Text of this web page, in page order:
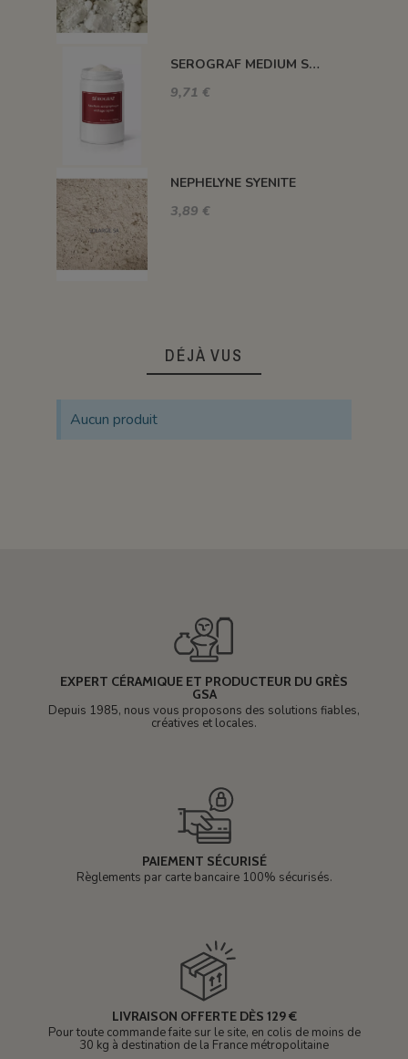
SEROGRAF MEDIUM SERIGRAPHIQUE SECHAGE RAPIDE
9,71 €
NEPHELYNE SYENITE
3,89 €
DÉJÀ VUS
Aucun produit
EXPERT CÉRAMIQUE ET PRODUCTEUR DU GRÈS
GSA
Depuis 1985, nous vous proposons des solutions fiables,
créatives et locales.
PAIEMENT SÉCURISÉ
Règlements par carte bancaire 100% sécurisés.
LIVRAISON OFFERTE DÈS 129 €
Pour toute commande faite sur le site, en colis de moins de
30 kg à destination de la France métropolitaine